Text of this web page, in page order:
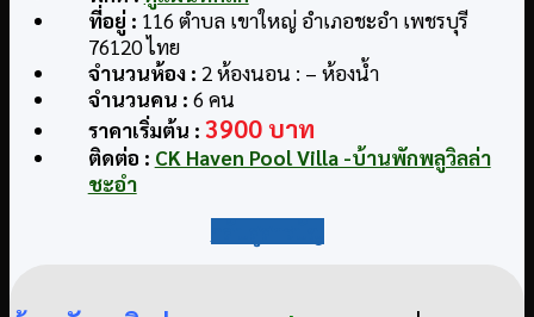
ที่อยู่: 116 ตำบล เขาใหญ่ อำเภอชะอำ เพชรบุรี
76120 ไทย
จำนวนห้อง : 2 ห้องนอน : – ห้องน้ำ
จำนวนคน : 6 คน
ราคาเริ่มต้น : 3900 บาท
ติดต่อ : CK Haven Pool Villa -บ้านพักพลูวิลล่า
ชะอำ